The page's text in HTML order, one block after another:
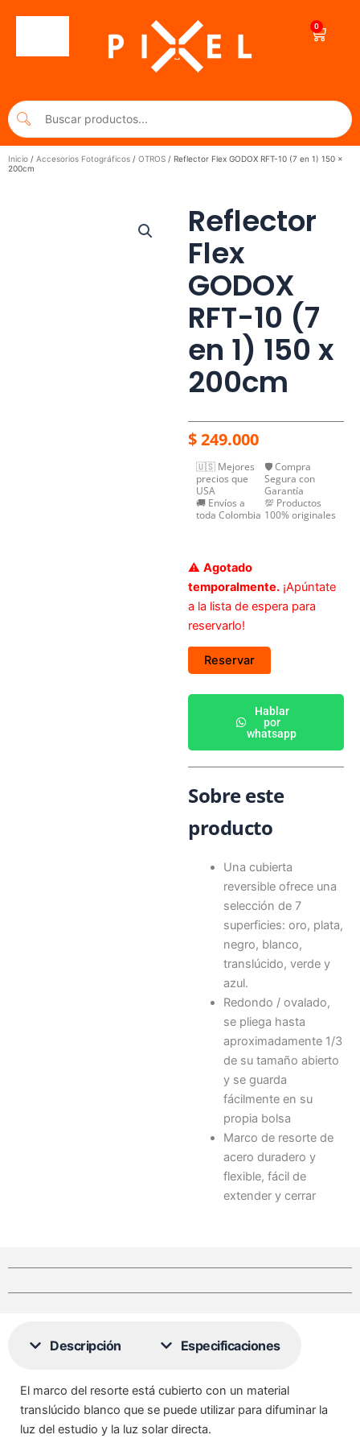
0
Cart
Inicio / Accesorios Fotográficos / OTROS / Reflector Flex GODOX RFT-10 (7 en 1) 150 x
200cm
Reflector
Flex
GODOX
RFT-10 (7
en 1) 150 x
200cm
$249.000
🇺🇸 Mejores
precios que
USA
🚚 Envíos a
toda Colombia
🛡️ Compra
Segura con
Garantía
💯 Productos
100% originales
⚠️ Agotado
temporalmente. ¡Apúntate
a la lista de espera para
reservarlo!
Reservar
Hablar
por
whatsapp
Sobre este
producto
Una cubierta
reversible ofrece una
selección de 7
superficies: oro, plata,
negro, blanco,
translúcido, verde y
azul.
Redondo / ovalado,
se pliega hasta
aproximadamente 1/3
de su tamaño abierto
y se guarda
fácilmente en su
propia bolsa
Marco de resorte de
acero duradero y
flexible, fácil de
extender y cerrar
Descripción Especificaciones
El marco del resorte está cubierto con un material
translúcido blanco que se puede utilizar para difuminar la
luz del estudio y la luz solar directa.